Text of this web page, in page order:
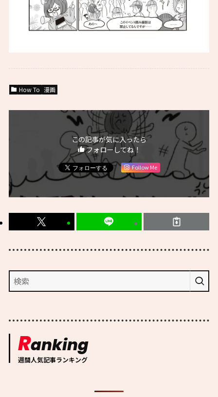
How To 漫画
この記事が気に入ったら
フォローしてね！
Follow Me
Ranking
週間人気記事ランキング